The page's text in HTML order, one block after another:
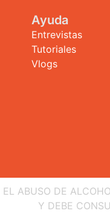
Ayuda
Entrevistas
Tutoriales
Vlogs
EL ABUSO DE
Y DEBE